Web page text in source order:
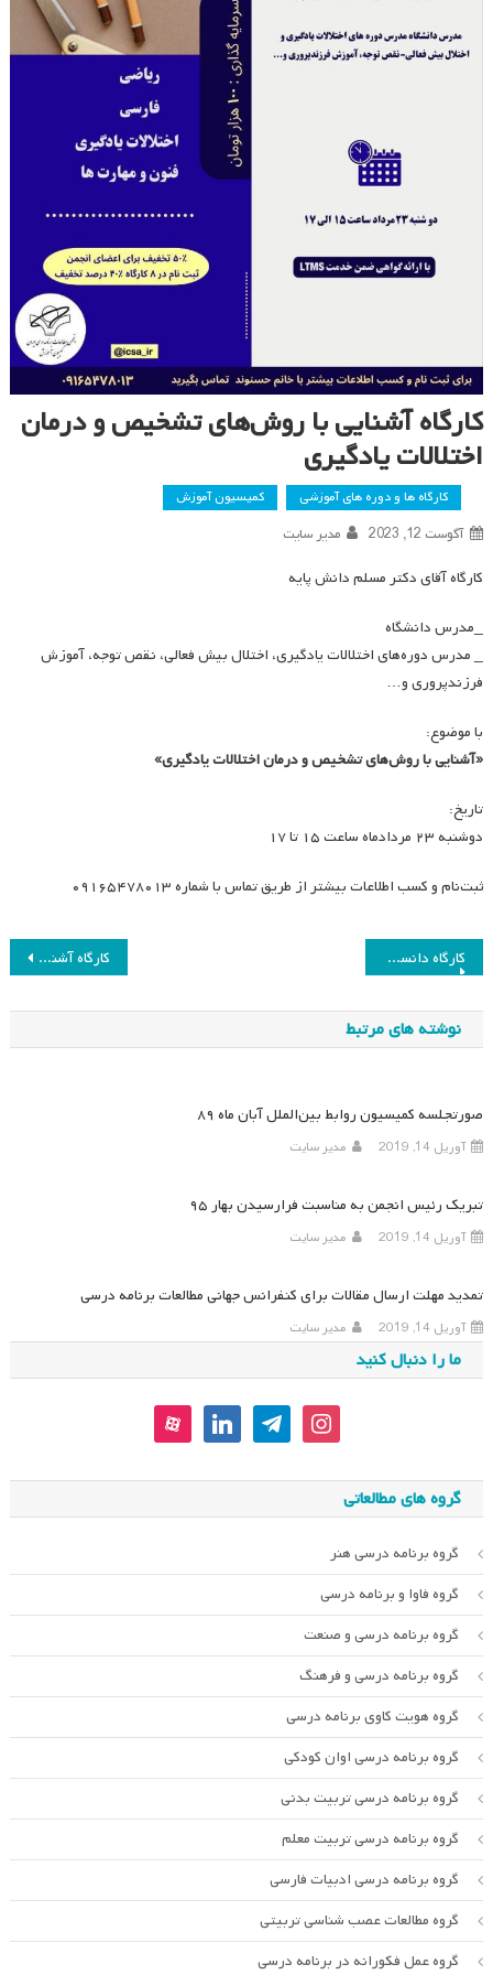
کارگاه آشنایی با روش‌های تشخیص و درمان
اختلالات یادگیری
کارگاه ها و دوره های آموزشی کمیسیون آموزش
آگوست 12, 2023 مدیر سایت
کارگاه آقای دکتر مسلم دانش پایه
_مدرس دانشگاه
_ مدرس دوره‌های اختلالات یادگیری، اختلال بیش فعالی، نقص توجه، آموزش
فرزندپروری و…
با موضوع:
«آشنایی با روش‌های تشخیص و درمان اختلالات یادگیری»
تاریخ:
دوشنبه ۲۳ مردادماه ساعت ۱۵ تا ۱۷
ثبت‌نام و کسب اطلاعات بیشتر از طریق تماس با شماره ۰۹۱۶۵۴۷۸۰۱۳
راهبری
نوشته
کارگاه آشنایی با نحوه طراحی و ساخت کتاب الکترونیک کارگاه دانستنی‌های ریاضی پنجم و ششم
نوشته های مرتبط
صورتجلسه کمیسیون روابط بین‌الملل آبان ماه ۸۹
آوریل 14, 2019 مدیر سایت
تبریک رئیس انجمن به مناسبت فرارسیدن بهار ۹۵
آوریل 14, 2019 مدیر سایت
تمدید مهلت ارسال مقالات برای کنفرانس جهانی مطالعات برنامه درسی
آوریل 14, 2019 مدیر سایت
ما را دنبال کنید
instagram
telegram
linkedin
aparat
گروه های مطالعاتی
گروه برنامه درسی هنر
گروه فاوا و برنامه درسی
گروه برنامه درسی و صنعت
گروه برنامه درسی و فرهنگ
گروه هویت کاوی برنامه درسی
گروه برنامه درسی اوان کودکی
گروه برنامه درسی تربیت بدنی
گروه برنامه درسی تربیت معلم
گروه برنامه درسی ادبیات فارسی
گروه مطالعات عصب شناسی تربیتی
گروه عمل فکورانه در برنامه درسی